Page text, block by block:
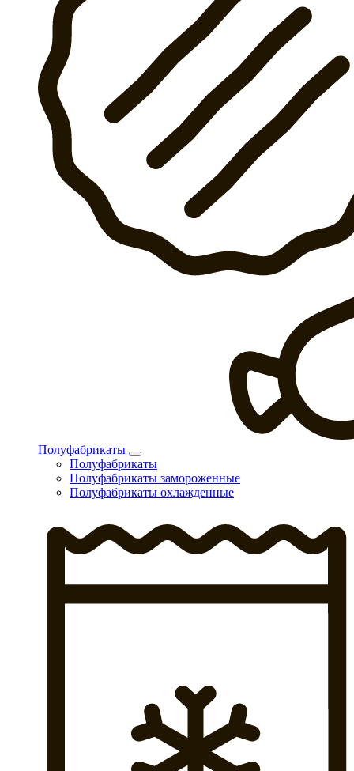
Полуфабрикаты
Полуфабрикаты
Полуфабрикаты замороженные
Полуфабрикаты охлажденные